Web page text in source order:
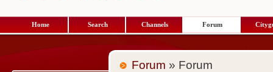
Home Search Channels Forum
Forum » Forum